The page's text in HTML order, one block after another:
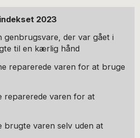
2023
genbrugsvare, der var gået i
til en kærlig hånd
reparerede varen for at bruge
reparerede varen for at
brugte varen selv uden at